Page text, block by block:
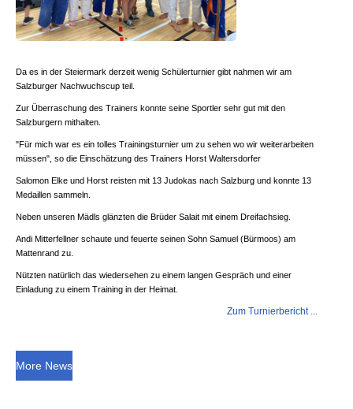
Da es in der Steiermark derzeit wenig Schülerturnier gibt nahmen wir am
Salzburger Nachwuchscup teil.
Zur Überraschung des Trainers konnte seine Sportler sehr gut mit den
Salzburgern mithalten.
"Für mich war es ein tolles Trainingsturnier um zu sehen wo wir weiterarbeiten
müssen", so die Einschätzung des Trainers Horst Waltersdorfer
Salomon Elke und Horst reisten mit 13 Judokas nach Salzburg und konnte 13
Medaillen sammeln.
Neben unseren Mädls glänzten die Brüder Salait mit einem Dreifachsieg.
Andi Mitterfellner schaute und feuerte seinen Sohn Samuel (Bürmoos) am
Mattenrand zu.
Nützten natürlich das wiedersehen zu einem langen Gespräch und einer
Einladung zu einem Training in der Heimat.
Zum Turnierbericht ...
More News